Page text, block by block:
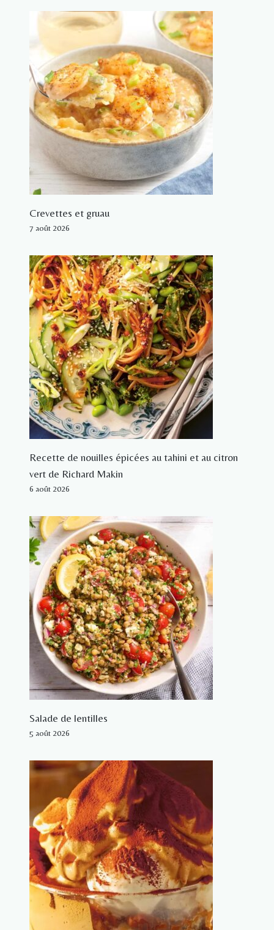
Crevettes et gruau
7 août 2026
Recette de nouilles épicées au tahini et au citron
vert de Richard Makin
6 août 2026
Salade de lentilles
5 août 2026